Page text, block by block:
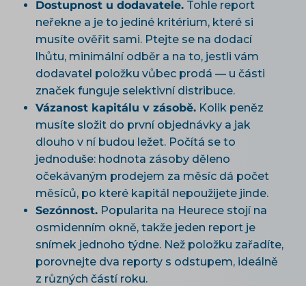
Dostupnost u dodavatele. Tohle report
neřekne a je to jediné kritérium, které si
musíte ověřit sami. Ptejte se na dodací
lhůtu, minimální odběr a na to, jestli vám
dodavatel položku vůbec prodá — u části
značek funguje selektivní distribuce.
Vázanost kapitálu v zásobě. Kolik peněz
musíte složit do první objednávky a jak
dlouho v ní budou ležet. Počítá se to
jednoduše: hodnota zásoby děleno
očekávaným prodejem za měsíc dá počet
měsíců, po které kapitál nepoužijete jinde.
Sezónnost. Popularita na Heurece stojí na
osmidenním okně, takže jeden report je
snímek jednoho týdne. Než položku zařadíte,
porovnejte dva reporty s odstupem, ideálně
z různých částí roku.